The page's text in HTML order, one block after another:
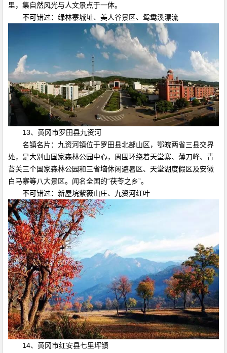
里，集自然风光与人文景点于一体。
不可错过：绿林寨城址、美人谷景区、鸳鸯溪漂流
13、黄冈市罗田县九资河
名镇名片：九资河镇位于罗田县北部山区，鄂皖两省三县交界
处，是大别山国家森林公园中心，周围环绕着天堂寨、薄刀峰、青
苔关三个国家森林公园和三省垴休闲避暑区、天堂湖度假区及安徽
白马寨等八大景区。闻名全国的“茯苓之乡”。
不可错过：新屋垸紫薇山庄、九资河红叶
14、黄冈市红安县七里坪镇